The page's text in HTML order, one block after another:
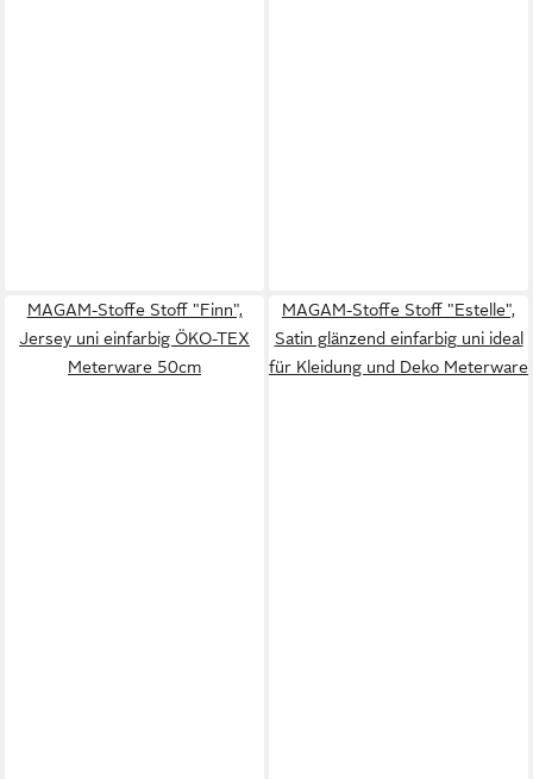
MAGAM-Stoffe Stoff "Finn",
Jersey uni einfarbig ÖKO-TEX
Meterware 50cm
MAGAM-Stoffe Stoff "Estelle",
Satin glänzend einfarbig uni ideal
für Kleidung und Deko Meterware